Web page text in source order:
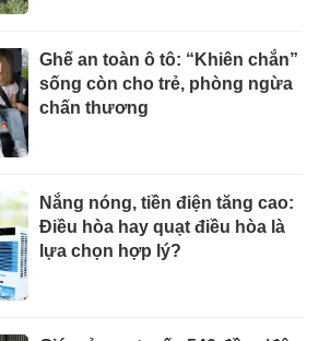
Ghế an toàn ô tô: “Khiên chắn”
sống còn cho trẻ, phòng ngừa
chấn thương
Nắng nóng, tiền điện tăng cao:
Điều hòa hay quạt điều hòa là
lựa chọn hợp lý?